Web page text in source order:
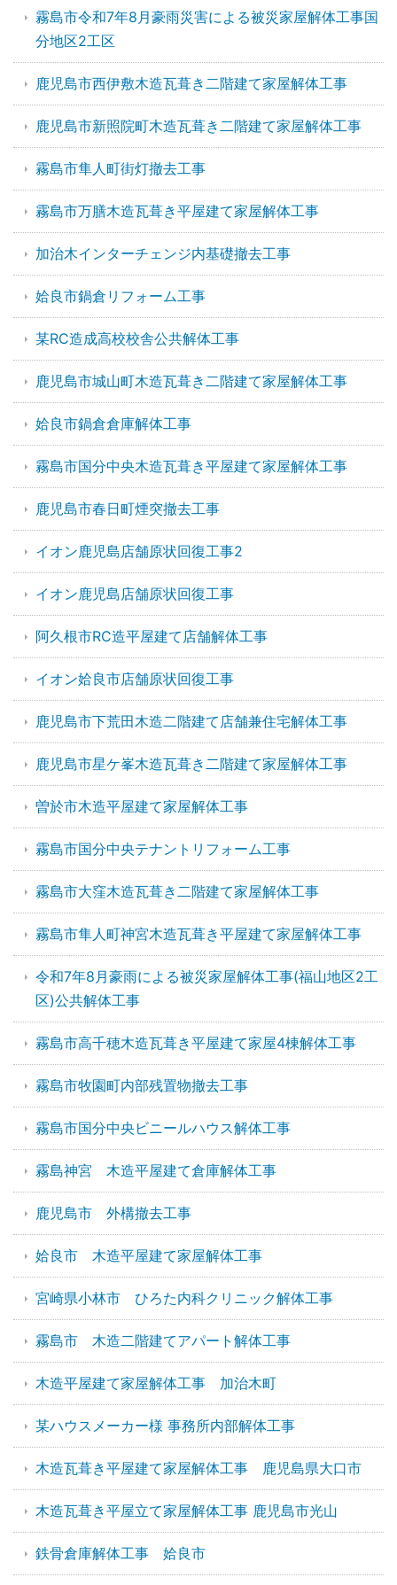
霧島市令和7年8月豪雨災害による被災家屋解体工事国
分地区2工区
鹿児島市西伊敷木造瓦葺き二階建て家屋解体工事
鹿児島市新照院町木造瓦葺き二階建て家屋解体工事
霧島市隼人町街灯撤去工事
霧島市万膳木造瓦葺き平屋建て家屋解体工事
加治木インターチェンジ内基礎撤去工事
姶良市鍋倉リフォーム工事
某RC造成高校校舎公共解体工事
鹿児島市城山町木造瓦葺き二階建て家屋解体工事
姶良市鍋倉倉庫解体工事
霧島市国分中央木造瓦葺き平屋建て家屋解体工事
鹿児島市春日町煙突撤去工事
イオン鹿児島店舗原状回復工事2
イオン鹿児島店舗原状回復工事
阿久根市RC造平屋建て店舗解体工事
イオン姶良市店舗原状回復工事
鹿児島市下荒田木造二階建て店舗兼住宅解体工事
鹿児島市星ケ峯木造瓦葺き二階建て家屋解体工事
曽於市木造平屋建て家屋解体工事
霧島市国分中央テナントリフォーム工事
霧島市大窪木造瓦葺き二階建て家屋解体工事
霧島市隼人町神宮木造瓦葺き平屋建て家屋解体工事
令和7年8月豪雨による被災家屋解体工事(福山地区2工
区)公共解体工事
霧島市高千穂木造瓦葺き平屋建て家屋4棟解体工事
霧島市牧園町内部残置物撤去工事
霧島市国分中央ビニールハウス解体工事
霧島神宮 木造平屋建て倉庫解体工事
鹿児島市 外構撤去工事
姶良市 木造平屋建て家屋解体工事
宮崎県小林市 ひろた内科クリニック解体工事
霧島市 木造二階建てアパート解体工事
木造平屋建て家屋解体工事 加治木町
某ハウスメーカー様 事務所内部解体工事
木造瓦葺き平屋建て家屋解体工事 鹿児島県大口市
木造瓦葺き平屋立て家屋解体工事 鹿児島市光山
鉄骨倉庫解体工事 姶良市